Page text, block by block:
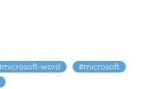
microsoft-word
microsoft